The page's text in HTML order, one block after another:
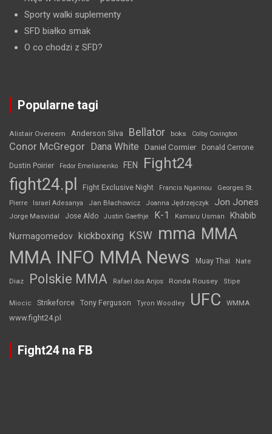
Sporty walki suplementy
SFD białko smak
O co chodzi z SFD?
Popularne tagi
Alistair Overeem Anderson Silva Bellator boks Colby Covington
Conor McGregor Dana White Daniel Cormier Donald Cerrone
Dustin Poirier Fedor Emelianenko FEN Fight24
fight24.pl Fight Exclusive Night Francis Ngannou
Georges St.
Pierre
Israel Adesanya Jan Błachowicz Joanna Jędrzejczyk Jon Jones
Jorge Masvidal Jose Aldo Justin Gaethje K-1 Kamaru Usman Khabib
Nurmagomedov kickboxing KSW mma MMA
MMA INFO MMA News Muay Thai Nate
Diaz Polskie MMA Rafael dos Anjos Ronda Rousey Stipe
Miocic Strikeforce Tony Ferguson Tyron Woodley UFC WMMA
www.fight24.pl
Fight24 na FB